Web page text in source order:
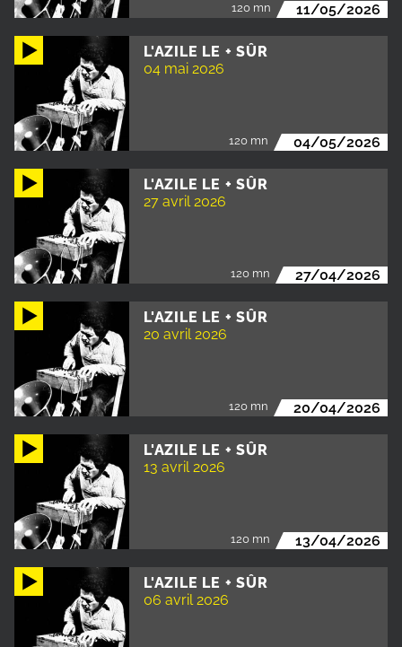
120 mn 11/05/2026
L'AZILE LE + SÛR
04 mai 2026
120 mn 04/05/2026
L'AZILE LE + SÛR
27 avril 2026
120 mn 27/04/2026
L'AZILE LE + SÛR
20 avril 2026
120 mn 20/04/2026
L'AZILE LE + SÛR
13 avril 2026
120 mn 13/04/2026
L'AZILE LE + SÛR
06 avril 2026